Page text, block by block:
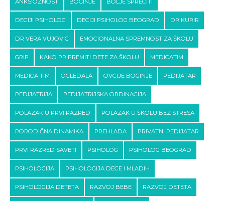
DECIJI PSIHOLOG DECIJI PSIHOLOG BEOGRAD DR KURIR
DR VERA VUJOVIC EMOCIONALNA SPREMNOST ZA ŠKOLU
GRIP KAKO PRIPREMITI DETE ZA ŠKOLU MEDICATIM
MEDICA TIM OGLEDALA OVCIJE BOGINJE PEDIJATAR
PEDIJATRIJA PEDIJATRIJSKA ORDINACIJA
POLAZAK U PRVI RAZRED POLAZAK U ŠKOLU BEZ STRESA
PORODIČNA DINAMIKA PREHLADA PRIVATNI PEDIJATAR
PRVI RAZRED SAVETI PSIHOLOG PSIHOLOG BEOGRAD
PSIHOLOGIJA PSIHOLOGIJA DECE I MLADIH
PSIHOLOGIJA DETETA RAZVOJ BEBE RAZVOJ DETETA